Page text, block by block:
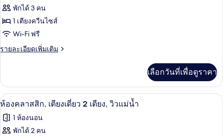
ของ
ห้อง
พรีเมียม,
เตียง
ไซส์
เตียง,
วิว
พักได้ 3 คน
1 เตียงควีนไซส์
Wi-Fi ฟรี
รายละเอียดเพิ่มเติม
ราย
เกี่ยว
กับ
ห้อง
เตียง
ควีน
เลือกวันที่เพื่อดูราคา
เปิด
ภาพถ่าย
ทั้งหมด
มินิบาร์, ตู้นิรภัยในห้องพัก, โต๊ะทำงา
4
ห้องคลาสสิก, เตียงเดี่ยว 2 เตียง, วิวแม่น้ำ
1 ห้องนอน
พักได้ 2 คน